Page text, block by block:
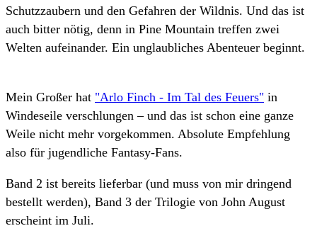
Schutzzaubern und den Gefahren der Wildnis. Und das ist
auch bitter nötig, denn in Pine Mountain treffen zwei
Welten aufeinander. Ein unglaubliches Abenteuer beginnt.
Mein Großer hat "Arlo Finch - Im Tal des Feuers" in
Windeseile verschlungen – und das ist schon eine ganze
Weile nicht mehr vorgekommen. Absolute Empfehlung
also für jugendliche Fantasy-Fans.
Band 2 ist bereits lieferbar (und muss von mir dringend
bestellt werden), Band 3 der Trilogie von John August
erscheint im Juli.